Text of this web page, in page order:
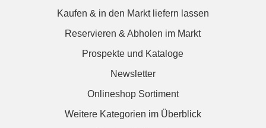
Kaufen & in den Markt liefern lassen
Reservieren & Abholen im Markt
Prospekte und Kataloge
Newsletter
Onlineshop Sortiment
Weitere Kategorien im Überblick